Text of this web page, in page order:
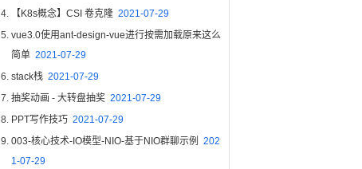
【K8s概念】CSI 卷克隆 2021-07-29
vue3.0使用ant-design-vue进行按需加载原来这么
简单 2021-07-29
stack栈 2021-07-29
抽奖动画 - 大转盘抽奖 2021-07-29
PPT写作技巧 2021-07-29
003-核心技术-IO模型-NIO-基于NIO群聊示例 202
1-07-29